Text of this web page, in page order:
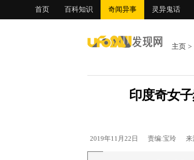
首页 百科知识 奇闻异事 灵异鬼话
主页 >
印度奇女
2019年11月22日 责编:宝玲 来